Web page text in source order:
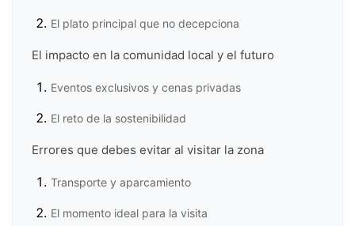
El plato principal que no decepciona
El impacto en la comunidad local y el futuro
Eventos exclusivos y cenas privadas
El reto de la sostenibilidad
Errores que debes evitar al visitar la zona
Transporte y aparcamiento
El momento ideal para la visita